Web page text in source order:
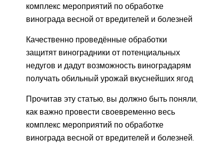
комплекс мероприятий по обработке
винограда весной от вредителей и болезней
Качественно проведённые обработки
защитят виноградники от потенциальных
недугов и дадут возможность виноградарям
получать обильный урожай вкуснейших ягод
Прочитав эту статью, вы должно быть поняли,
как важно провести своевременно весь
комплекс мероприятий по обработке
винограда весной от вредителей и болезней.